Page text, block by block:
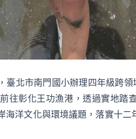
臺北市南門國小辦理四年級跨
往彰化王功漁港，透過實地踏
海洋文化與環境議題，落實十